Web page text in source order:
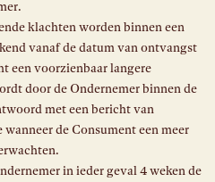
klachten worden binnen een
vanaf de datum van ontvangst
een voorzienbaar langere
door de Ondernemer binnen de
met een bericht van
de Consument een meer
in ieder geval 4 weken de